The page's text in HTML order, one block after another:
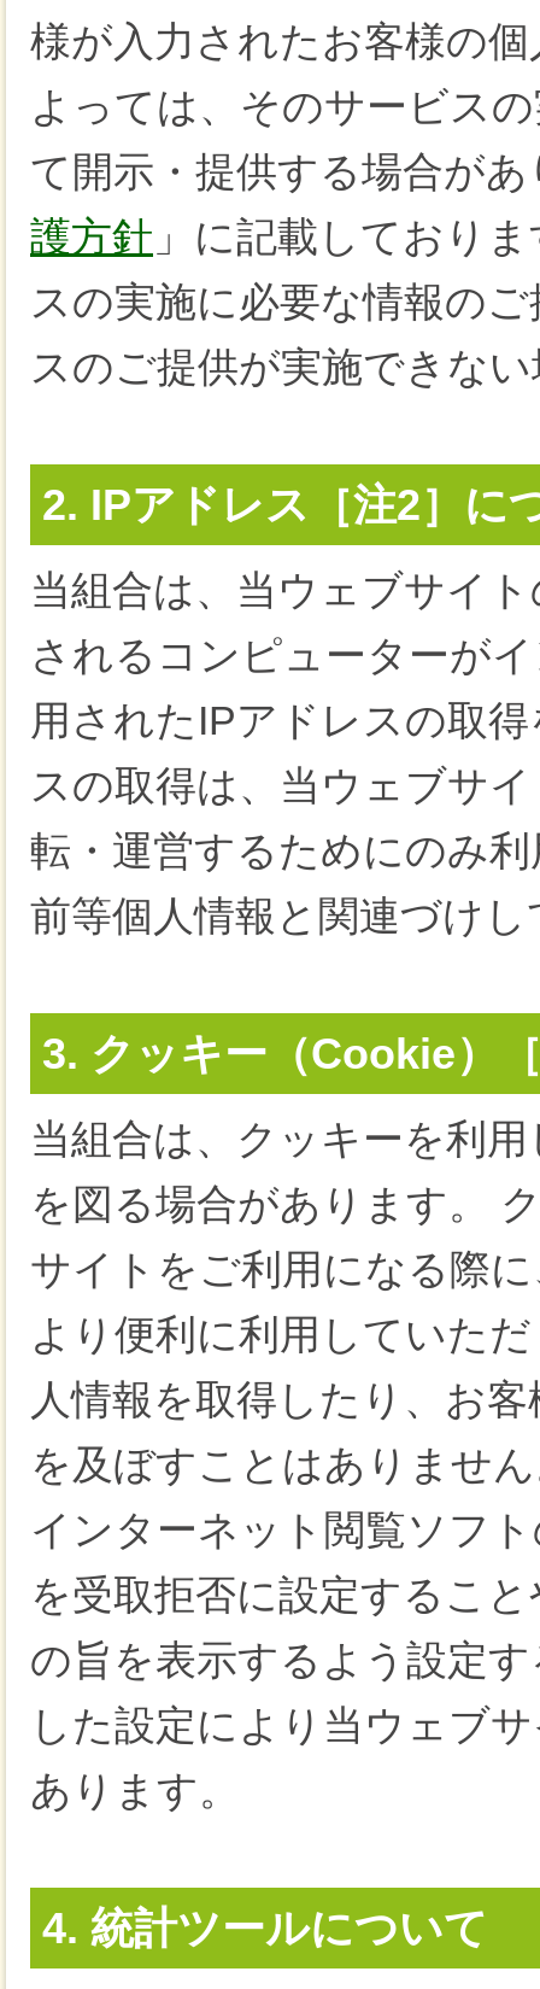
様が入力されたお客様の
よっては、そのサービス
て開示・提供する場合が
護方針 」に記載しており
スの実施に必要な情報の
スのご提供が実施できな
2. IPアドレス［注2］に
当組合は、当ウェブサイ
されるコンピューターが
用されたIPアドレスの取
スの取得は、当ウェブサ
転・運営するためにのみ
前等個人情報と関連づけ
3. クッキー（Cookie）
当組合は、クッキーを利
を図る場合があります。
サイトをご利用になる際
より便利に利用していた
人情報を取得したり、お
を及ぼすことはありませ
インターネット閲覧ソフ
を受取拒否に設定するこ
の旨を表示するよう設定
した設定により当ウェブ
あります。
4. 統計ツールについて